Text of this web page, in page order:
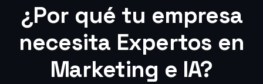
¿Por qué tu empresa
necesita Expertos en
Marketing e IA?